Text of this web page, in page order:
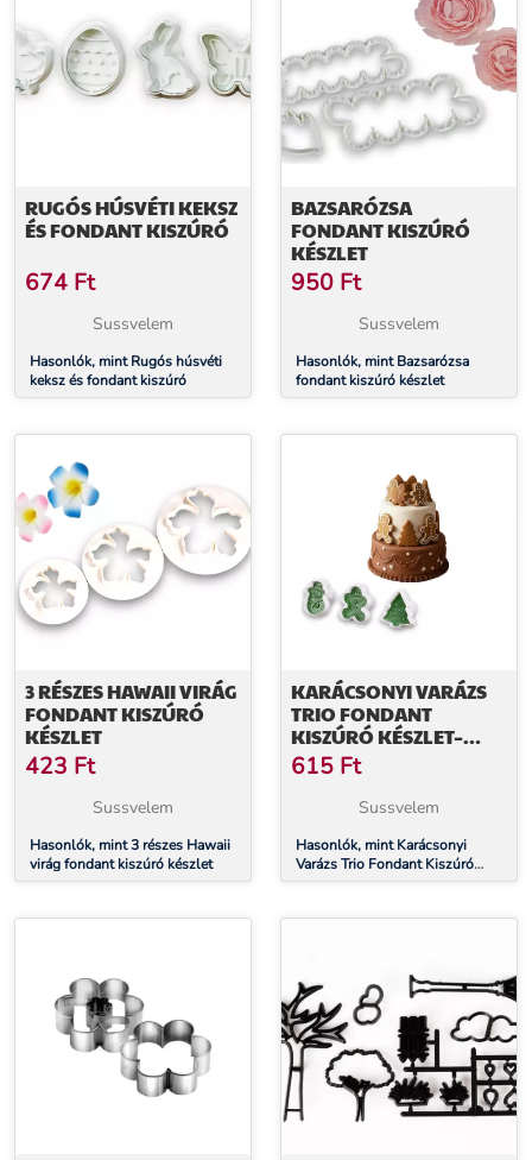
RUGÓS HÚSVÉTI KEKSZ
ÉS FONDANT KISZÚRÓ
674 Ft
Sussvelem
Hasonlók, mint Rugós húsvéti
keksz és fondant kiszúró
BAZSARÓZSA
FONDANT KISZÚRÓ
KÉSZLET
950 Ft
Sussvelem
Hasonlók, mint Bazsarózsa
fondant kiszúró készlet
3 RÉSZES HAWAII VIRÁG
FONDANT KISZÚRÓ
KÉSZLET
423 Ft
Sussvelem
Hasonlók, mint 3 részes Hawaii
virág fondant kiszúró készlet
KARÁCSONYI VARÁZS
TRIO FONDANT
KISZÚRÓ KÉSZLET–
FENYŐ, MÉZI,
HÓEMBER
615 Ft
Sussvelem
Hasonlók, mint Karácsonyi
Varázs Trio Fondant Kiszúró
Készlet– Fenyő, Mézi, Hóember